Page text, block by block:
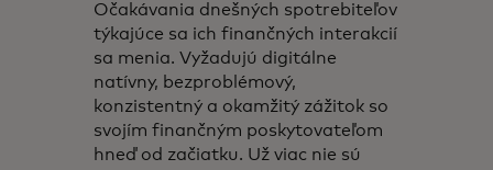
Očakávania dnešných spotrebiteľov
týkajúce sa ich finančných interakcií
sa menia. Vyžadujú digitálne
natívny, bezproblémový,
konzistentný a okamžitý zážitok so
svojím finančným poskytovateľom
hneď od začiatku. Už viac nie sú